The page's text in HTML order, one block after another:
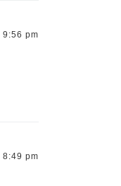
9:56 pm
8:49 pm